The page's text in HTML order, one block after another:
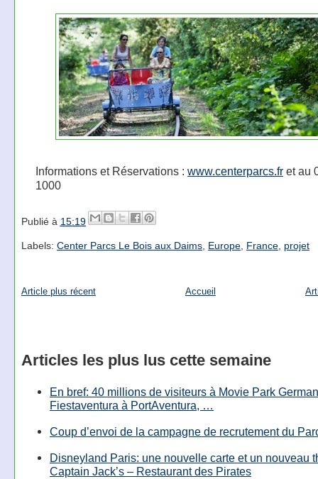
Informations et Réservations : www.centerparcs.fret au
1000
Publié à 15:19
Labels: Center Parcs Le Bois aux Daims, Europe, France, projet
Article plus récent Accueil
Articles les plus lus cette semaine
En bref: 40 millions de visiteurs à Movie Park
Fiestaventura à PortAventura, …
Coup d’envoi de la campagne de recrutement du
Disneyland Paris: une nouvelle carte et un nouveau
Captain Jack’s – Restaurant des Pirates